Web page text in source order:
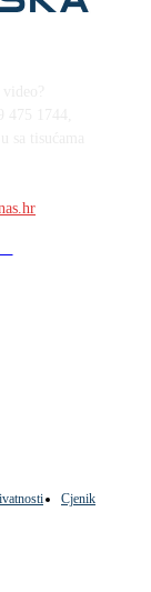
Cjenik